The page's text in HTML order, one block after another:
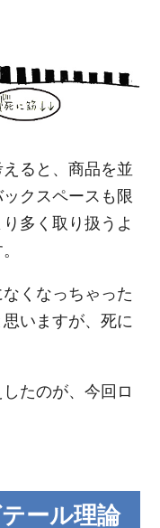
ると、商品を並
クスペースも限
多く取り扱うよ
くなっちゃった
いますが、死に
たのが、今回ロ
ール理論